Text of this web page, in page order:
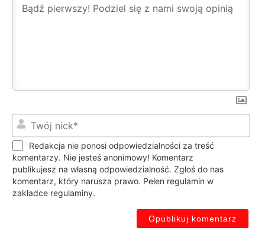
Redakcja nie ponosi odpowiedzialności za treść
komentarzy. Nie jesteś anonimowy! Komentarz
publikujesz na własną odpowiedzialność. Zgłoś do nas
komentarz, który narusza prawo. Pełen regulamin w
zakładce regulaminy.